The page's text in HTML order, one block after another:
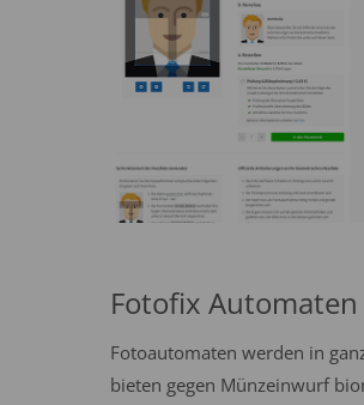
Fotofix Automaten
Fotoautomaten werden in
bieten gegen Münzeinwurf